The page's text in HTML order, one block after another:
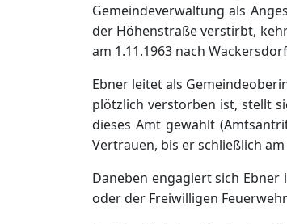
Gemeindeverwaltung als
der Höhenstraße verstirbt,
am 1.11.1963 nach
Ebner leitet als
plötzlich verstorben ist, stellt
dieses Amt gewählt
Vertrauen, bis er schließlich
Daneben engagiert sich
oder der Freiwilligen